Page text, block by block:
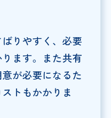
りやすく、必要
ます。また共有
が必要になるた
トもかかりま